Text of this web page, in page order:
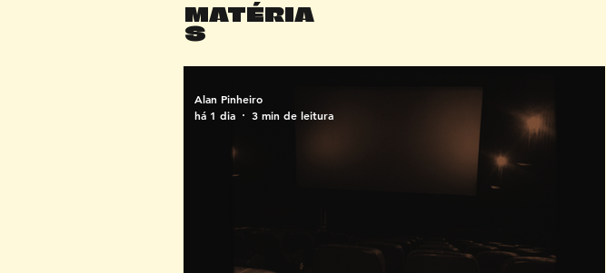
MATÉRIA
S
Alan Pinheiro
há 1 dia
3 min de leitura